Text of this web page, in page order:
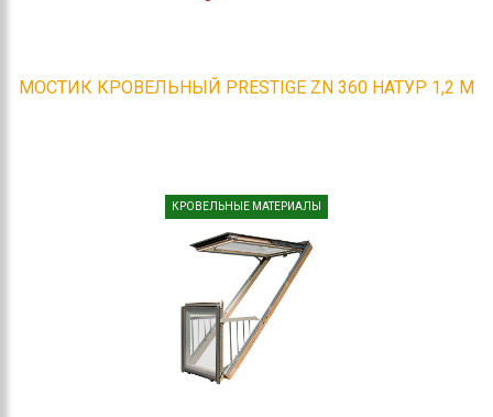
МОСТИК КРОВЕЛЬНЫЙ PRESTIGE ZN 360 НАТУР 1,2 М
КРОВЕЛЬНЫЕ МАТЕРИАЛЫ